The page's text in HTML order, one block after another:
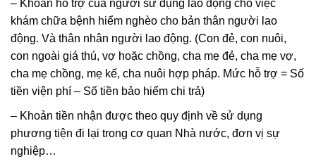
– Khoản hỗ trợ của người sử dụng lao động cho việc
khám chữa bệnh hiểm nghèo cho bản thân người lao
động. Và thân nhân người lao động. (Con đẻ, con nuôi,
con ngoài giá thú, vợ hoặc chồng, cha mẹ đẻ, cha mẹ vợ,
cha mẹ chồng, mẹ kế, cha nuôi hợp pháp. Mức hỗ trợ = Số
tiền viện phí – Số tiền bảo hiểm chi trả)
– Khoản tiền nhận được theo quy định về sử dụng
phương tiện đi lại trong cơ quan Nhà nước, đơn vị sự
nghiệp…